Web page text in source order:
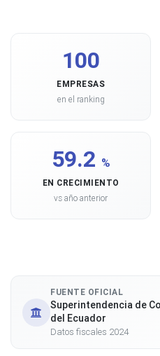
100
EMPRESAS
en el ranking
59.2 %
EN CRECIMIENTO
vs año anterior
FUENTE OFICIAL
Superintendencia de
del Ecuador
Datos fiscales 2024